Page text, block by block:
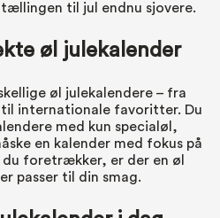
til jul endnu sjovere.
øl julekalender
øl julekalendere – fra
internationale favoritter. Du
med kun specialøl,
en kalender med fokus på
du foretrækker, er der en øl
passer til din smag.